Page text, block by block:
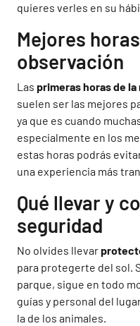
quieres verles en su
Mejores
observación
Las primeras horas de
suelen ser las mejores
ya que es cuando
especialmente en los
estas horas podrás
una experiencia más
Qué llevar y
seguridad
No olvides llevar
para protegerte del sol.
parque, sigue en todo
guías y personal del
la de los animales.